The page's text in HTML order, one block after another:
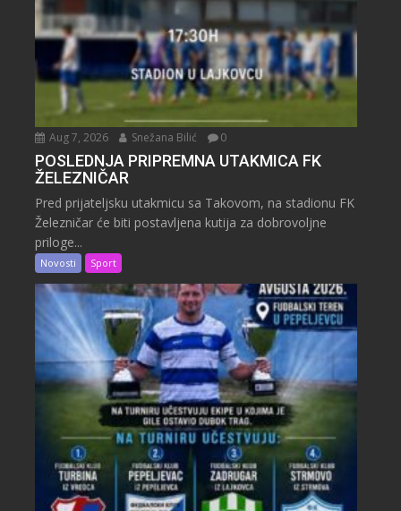
Aug 7, 2026 Snežana Bilić 0
POSLEDNJA PRIPREMNA UTAKMICA FK
ŽELEZNIČAR
Pred prijateljsku utakmicu sa Takovom, na stadionu FK
Železničar će biti postavljena kutija za dobrovoljne
priloge...
Novosti Sport